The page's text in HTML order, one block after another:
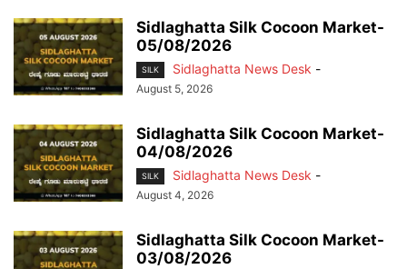
Sidlaghatta Silk Cocoon Market-
05/08/2026
SILK Sidlaghatta News Desk -
August 5, 2026
Sidlaghatta Silk Cocoon Market-
04/08/2026
SILK Sidlaghatta News Desk -
August 4, 2026
Sidlaghatta Silk Cocoon Market-
03/08/2026